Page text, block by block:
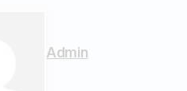
Admin